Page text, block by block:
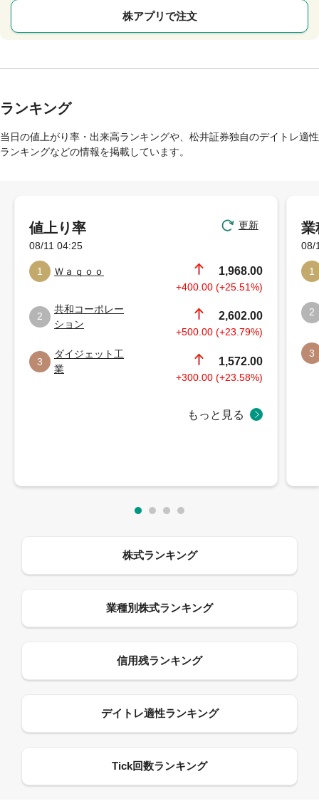
株アプリで注文
ランキング
当日の値上がり率・出来高ランキングや、松井証券独自のデイトレ適性
ランキングなどの情報を掲載しています。